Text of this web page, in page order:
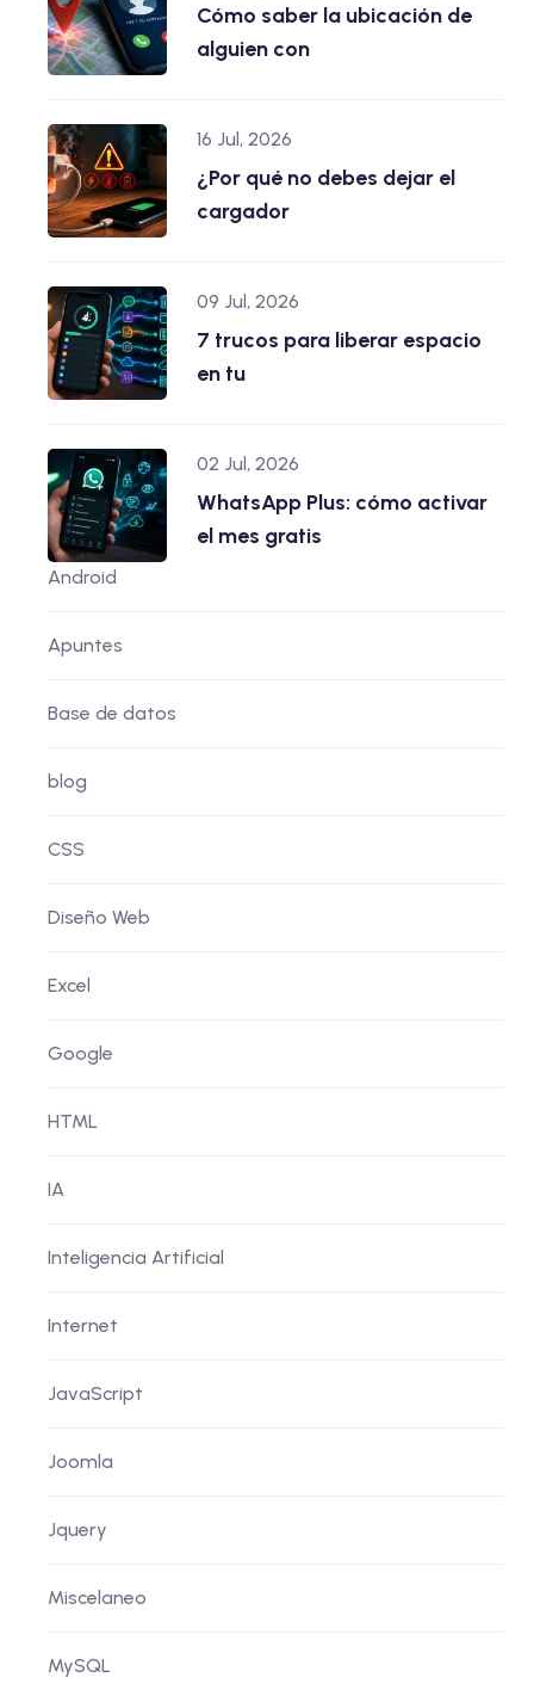
Cómo saber la ubicación de
alguien con
16 Jul, 2026
¿Por qué no debes dejar el
cargador
09 Jul, 2026
7 trucos para liberar espacio
en tu
02 Jul, 2026
WhatsApp Plus: cómo activar
el mes gratis
Android
Apuntes
Base de datos
blog
CSS
Diseño Web
Excel
Google
HTML
IA
Inteligencia Artificial
Internet
JavaScript
Joomla
Jquery
Miscelaneo
MySQL